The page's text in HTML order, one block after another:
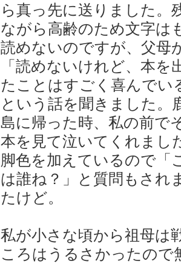
ら真っ先に送りました。
ながら高齢のため文字は
読めないのですが、父母
「読めないけれど、本を
たことはすごく喜んでい
という話を聞きました。
島に帰った時、私の前で
本を見て泣いてくれまし
脚色を加えているので「
は誰ね？」と質問もされ
たけど。
私が小さな頃から祖母は
ころはうるさかったので